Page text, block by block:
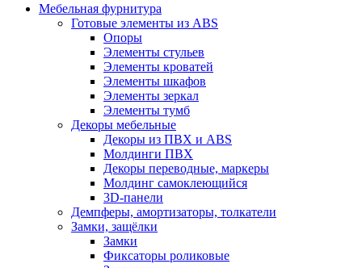
Мебельная фурнитура
Готовые элементы из ABS
Опоры
Элементы стульев
Элементы кроватей
Элементы шкафов
Элементы зеркал
Элементы тумб
Декоры мебельные
Декоры из ПВХ и ABS
Молдинги ПВХ
Декоры переводные, маркеры
Молдинг самоклеющийся
3D-панели
Демпферы, амортизаторы, толкатели
Замки, защёлки
Замки
Фиксаторы роликовые